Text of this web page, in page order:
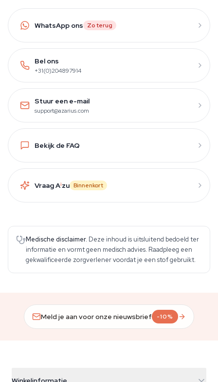
WhatsApp ons Zo terug
Bel ons
+31(0)204897914
Stuur een e-mail
support@azarius.com
Bekijk de FAQ
Vraag Aizu Binnenkort
Medische disclaimer. Deze inhoud is uitsluitend bedoeld ter
informatie en vormt geen medisch advies. Raadpleeg een
gekwalificeerde zorgverlener voordat je een stof gebruikt.
Meld je aan voor onze nieuwsbrief -10%